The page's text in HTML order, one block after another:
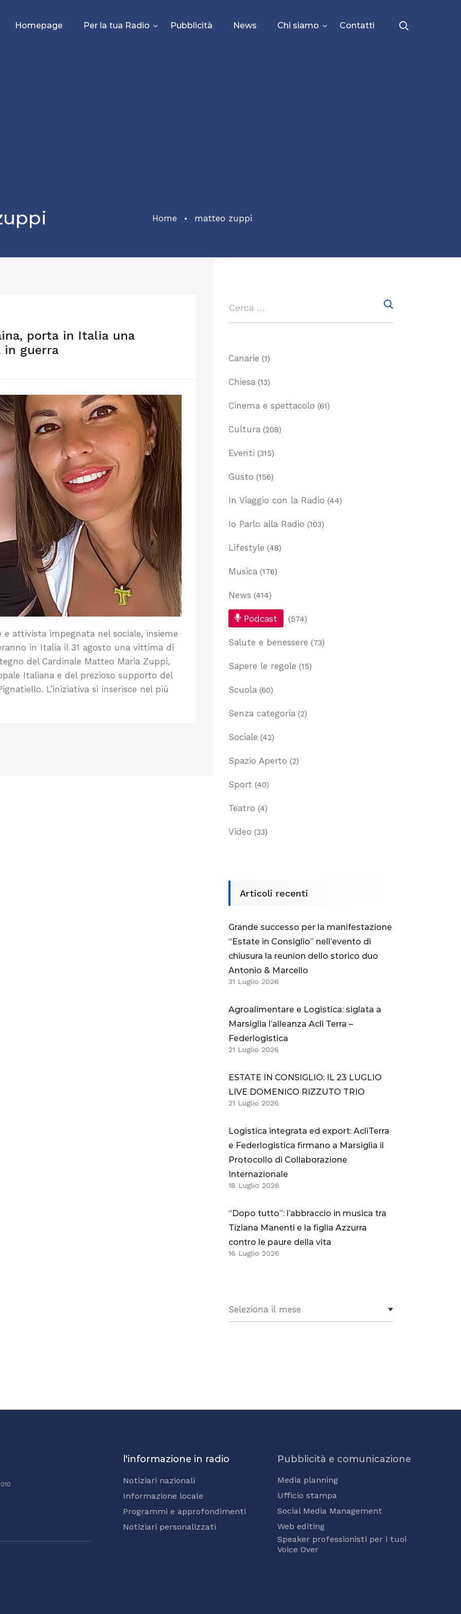
Homepage Per la tua Radio Pubblicità News Chi siamo Contatti
Home matteo zuppi
porta in Italia una
guerra
attivista impegnata nel sociale, insieme
in Italia il 31 agosto una vittima di
del Cardinale Matteo Maria Zuppi,
Italiana e del prezioso supporto del
L’iniziativa si inserisce nel più
Canarie (1)
Chiesa (13)
Cinema e spettacolo (61)
Cultura (208)
Eventi (315)
Gusto (156)
In Viaggio con la Radio (44)
Io Parlo alla Radio (103)
Lifestyle (48)
Musica (176)
News (414)
Podcast (574)
Salute e benessere (73)
Sapere le regole (15)
Scuola (60)
Senza categoria (2)
Sociale (42)
Spazio Aperto (2)
Sport (40)
Teatro (4)
Video (33)
Articoli recenti
Grande successo per la manifestazione
“Estate in Consiglio” nell’evento di
chiusura la reunion dello storico duo
Antonio & Marcello
31 Luglio 2026
Agroalimentare e Logistica: siglata a
Marsiglia l’alleanza Acli Terra –
Federlogistica
21 Luglio 2026
ESTATE IN CONSIGLIO: IL 23 LUGLIO
LIVE DOMENICO RIZZUTO TRIO
21 Luglio 2026
Logistica integrata ed export: AcliTerra
e Federlogistica firmano a Marsiglia il
Protocollo di Collaborazione
Internazionale
18 Luglio 2026
“Dopo tutto”: l’abbraccio in musica tra
Tiziana Manenti e la figlia Azzurra
contro le paure della vita
16 Luglio 2026
l'informazione in radio
Notiziari nazionali
Informazione locale
Programmi e approfondimenti
Notiziari personalizzati
Pubblicità e comunicazione
Media planning
Ufficio stampa
Social Media Management
Web editing
Speaker professionisti per i tuoi
Voice Over